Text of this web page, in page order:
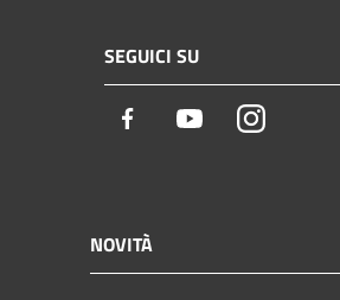
SEGUICI SU
Facebook YoutubeInstagram
NOVITÀ